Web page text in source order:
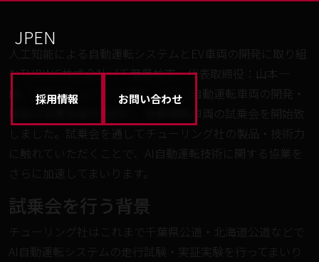
EN
JP
採用情報 お問い合わせ
人工知能による自動運転システムとEV車両の開発に取り組
むTURING株式会社（千葉県柏市、代表取締役：山本一
成、以下「チューリング社」）は、自動運転車両の開発・
製造の協業加速を目的に、自動運転車両の試乗会を開始致
しました。試乗会を通してチューリング社の製品・技術力
に触れていただくことで、AI自動運転技術に関する協業を
さらに加速してまいります。
試乗会を行う背景
チューリング社はこれまで千葉県公道・北海道公道などで
AI自動運転システムの走行試験・実証実験を行ってまいり